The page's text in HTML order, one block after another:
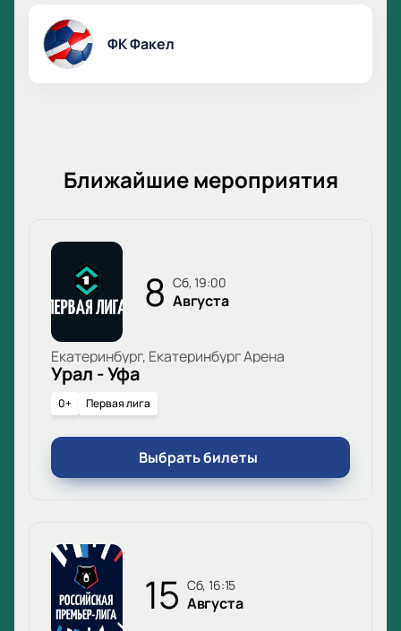
ФК Факел
Ближайшие мероприятия
8 сб, 19:00
Августа
Екатеринбург, Екатеринбург Арена
Урал - Уфа
0+ Первая лига
Выбрать билеты
15 сб, 16:15
Августа